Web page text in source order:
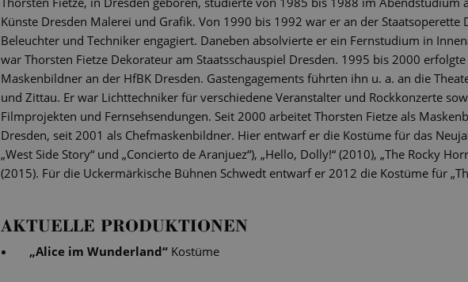
Künste Dresden Malerei und Grafik. Von 1990 bis 1992 war er an der Staatsoperette
Beleuchter und Techniker engagiert. Daneben absolvierte er ein Fernstudium in
war Thorsten Fietze Dekorateur am Staatsschauspiel Dresden. 1995 bis 2000
Maskenbildner an der HfBK Dresden. Gastengagements führten ihn u. a. an die
und Zittau. Er war Lichttechniker für verschiedene Veranstalter und Rockkonzerte
Filmprojekten und Fernsehsendungen. Seit 2000 arbeitet Thorsten Fietze als
Dresden, seit 2001 als Chefmaskenbildner. Hier entwarf er die Kostüme für das
„West Side Story“ und „Concierto de Aranjuez“), „Hello, Dolly!“ (2010), „The Rocky
(2015). Für die Uckermärkische Bühnen Schwedt entwarf er 2012 die Kostüme für
AKTUELLE PRODUKTIONEN
„Alice im Wunderland“ Kostüme